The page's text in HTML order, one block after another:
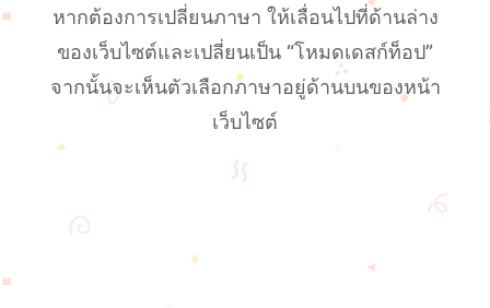
หากต้องการเปลี่ยนภาษา ให้เลื่อนไปที่ด้านล่าง
ของเว็บไซต์และเปลี่ยนเป็น “โหมดเดสก์ท็อป”
จากนั้นจะเห็นตัวเลือกภาษาอยู่ด้านบนของหน้า
เว็บไซต์